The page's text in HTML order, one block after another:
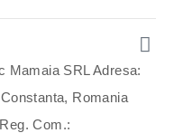
Mamaia SRL Adresa:
Romania
Com.: